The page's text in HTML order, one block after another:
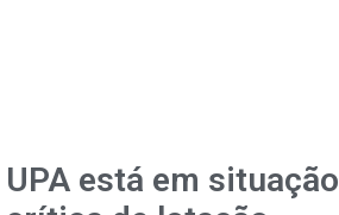
UPA está em situação